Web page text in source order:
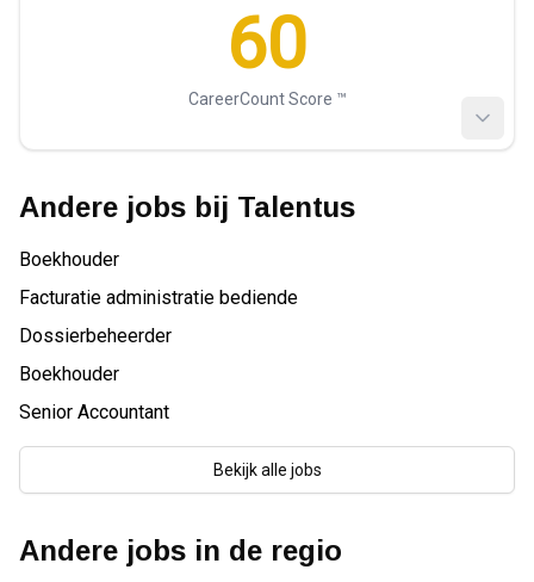
60
CareerCount Score ™️
Andere jobs bij Talentus
Boekhouder
Facturatie administratie bediende
Dossierbeheerder
Boekhouder
Senior Accountant
Bekijk alle jobs
Andere jobs in de regio